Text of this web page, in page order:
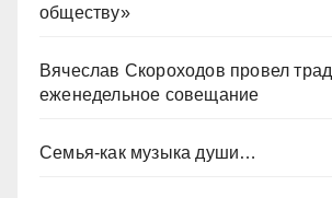
обществу»
Вячеслав Скороходов провел
еженедельное совещание
Семья-как музыка души…